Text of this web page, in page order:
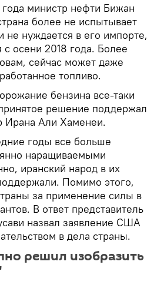
министр нефти Бижан
более не испытывает
не нуждается в его импорте,
с осени 2018 года. Более
сейчас может даже
топливо.
бензина все-таки
решение поддержал
Ирана Али Хаменеи.
годы все больше
наращиваемыми
иранский народ в их
Помимо этого,
за применение силы в
В ответ представитель
назвал заявление США
в дела страны.
решил изобразить